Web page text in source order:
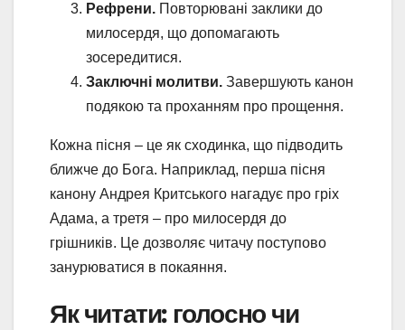
Рефрени. Повторювані заклики до
милосердя, що допомагають
зосередитися.
Заключні молитви. Завершують канон
подякою та проханням про прощення.
Кожна пісня – це як сходинка, що підводить
ближче до Бога. Наприклад, перша пісня
канону Андрея Критського нагадує про гріх
Адама, а третя – про милосердя до
грішників. Це дозволяє читачу поступово
занурюватися в покаяння.
Як читати: голосно чи